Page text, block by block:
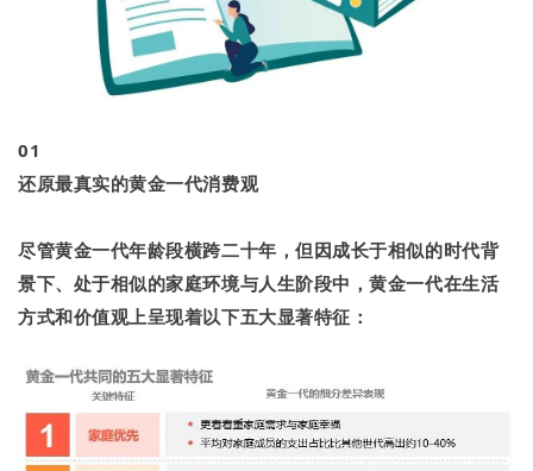
01
还原最真实的黄金一代消费观
尽管黄金一代年龄段横跨二十年，但因成长于相似的时代背
景下、处于相似的家庭环境与人生阶段中，黄金一代在生活
方式和价值观上呈现着以下五大显著特征 ：